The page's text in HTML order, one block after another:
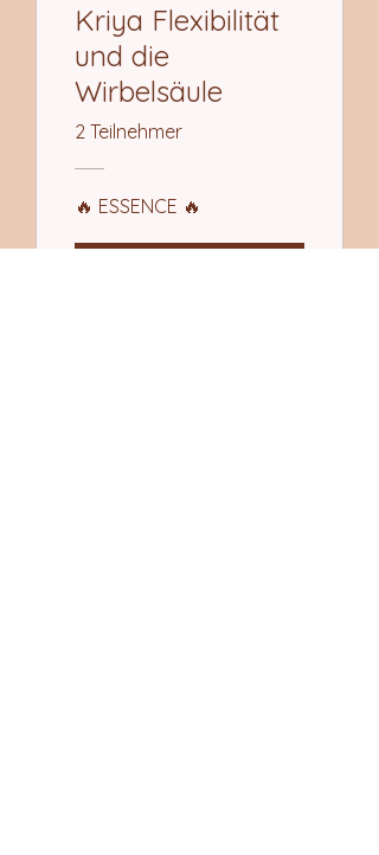
Kriya Flexibilität
und die
Wirbelsäule
2 Teilnehmer
🔥 ESSENCE 🔥